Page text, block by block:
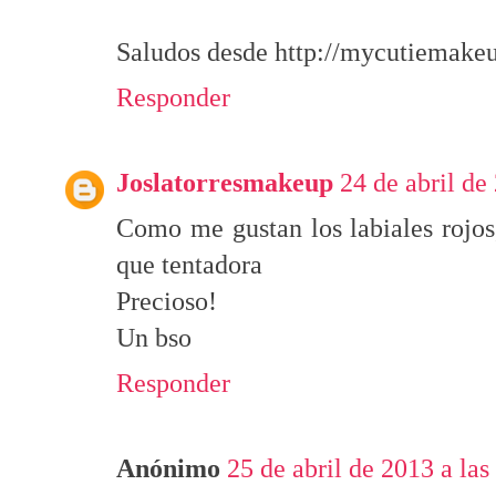
Saludos desde http://
Responder
Joslatorresmakeup 24 de abril de
Como me gustan los labiales
que tentadora
Precioso!
Un bso
Responder
Anónimo 25 de abril de 2013 a